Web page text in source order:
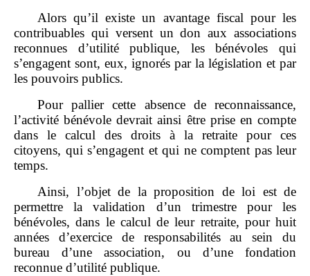
Alors qu’il existe un avantage fiscal pour les
contribuables qui versent un don aux associations
reconnues d’utilité publique, les bénévoles qui
s’engagent sont, eux, ignorés par la législation et par
les pouvoirs publics.
Pour pallier cette absence de reconnaissance,
l’activité bénévole devrait ainsi être prise en compte
dans le calcul des droits à la retraite pour ces
citoyens, qui s’engagent et qui ne comptent pas leur
temps.
Ainsi, l’objet de la proposition de loi est de
permettre la validation d’un trimestre pour les
bénévoles, dans le calcul de leur retraite, pour huit
années d’exercice de responsabilités au sein du
bureau d’une association, ou d’une fondation
reconnue d’utilité publique.